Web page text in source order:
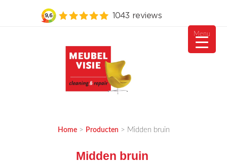
Home> Producten > Midden bruin
Midden bruin
Menu